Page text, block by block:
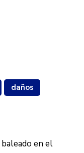
daños
en el